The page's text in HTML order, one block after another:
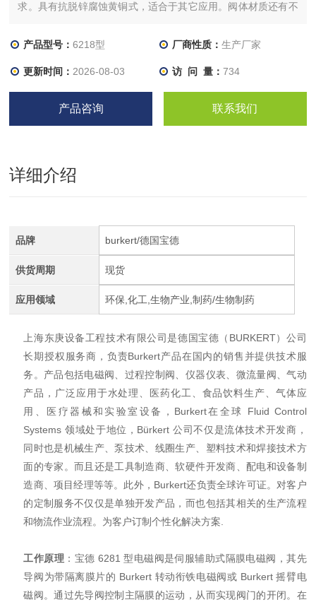
求。具有抗脱锌腐蚀黄铜式，适合于其它应用。阀体材质还有不
产品型号：6218型 厂商性质： 生产厂家
更新时间： 2026-08-03 访 问 量： 734
产品咨询 联系我们
详细介绍
品牌 burkert/德国宝德
供货周期 现货
应用领域 环保,化工,生物产业,制药/生物制药
上海东庚设备工程技术有限公司是德国宝德（BURKERT）公司
长期授权服务商，负责Burkert产品在国内的销售并提供技术服
务。产品包括电磁阀、过程控制阀、仪器仪表、微流量阀、气动
产品，广泛应用于水处理、医药化工、食品饮料生产、气体应
用、医疗器械和实验室设备，Burkert在全球 Fluid Control
Systems 领域处于地位，Bürkert 公司不仅是流体技术开发商，
同时也是机械生产、泵技术、线圈生产、塑料技术和焊接技术方
面的专家。而且还是工具制造商、软硬件开发商、配电和设备制
造商、项目经理等等。此外，Burkert还负责全球许可证。对客户
的定制服务不仅仅是单独开发产品，而也包括其相关的生产流程
和物流作业流程。为客户订制个性化解决方案.
工作原理 ：宝德 6281 型电磁阀是伺服辅助式隔膜电磁阀，其先
导阀为带隔离膜片的 Burkert 转动衔铁电磁阀或 Burkert 摇臂电
磁阀。通过先导阀控制主隔膜的运动，从而实现阀门的开闭。在